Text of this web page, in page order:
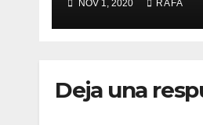
Convención de
ONU y
NOV 1, 2020 RAFA
Deja una